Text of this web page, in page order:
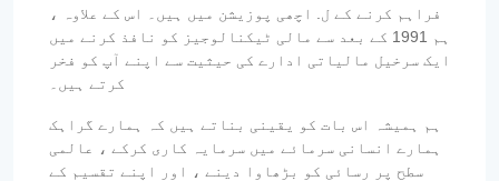
فراہم کرنے کے ل. اچھی پوزیشن میں ہیں۔ اس کے علاوہ ،
ہم 1991 کے بعد سے مالی ٹیکنالوجیز کو نافذ کرنے میں
ایک سرخیل مالیاتی ادارے کی حیثیت سے اپنے آپ کو فخر
کرتے ہیں۔
ہم ہمیشہ اس بات کو یقینی بناتے ہیں کہ ہمارے گراہک
ہمارے انسانی سرمائے میں سرمایہ کاری کرکے ، عالمی
سطح پر رسائی کو بڑھاوا دینے ، اور اپنے تقسیم کے